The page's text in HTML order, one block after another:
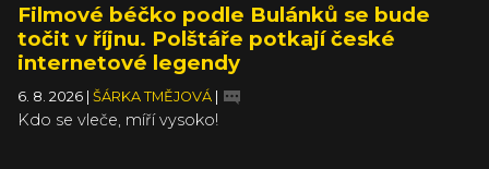
Filmové béčko podle Bulánků se bude
točit v říjnu. Polštáře potkají české
internetové legendy
6. 8. 2026 | ŠÁRKA TMĚJOVÁ |
Kdo se vleče, míří vysoko!